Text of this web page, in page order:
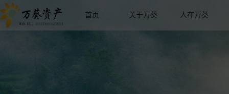
首页 关于万葵 人在万葵